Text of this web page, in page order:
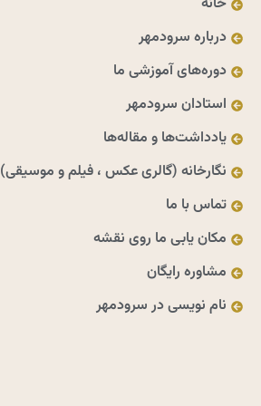
درباره سرودمهر
دوره‌های آموزشی ما
استادان سرودمهر
یادداشت‌ها و مقاله‌ها
نگارخانه (گالری عکس ، فیلم و موسیقی)
تماس با ما
مکان یابی ما روی نقشه
مشاوره رایگان
نام نویسی در سرودمهر